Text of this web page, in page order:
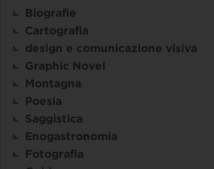
Biografie
Cartografia
design e comunicazione visiva
Graphic Novel
Montagna
Poesia
Saggistica
Enogastronomia
Fotografia